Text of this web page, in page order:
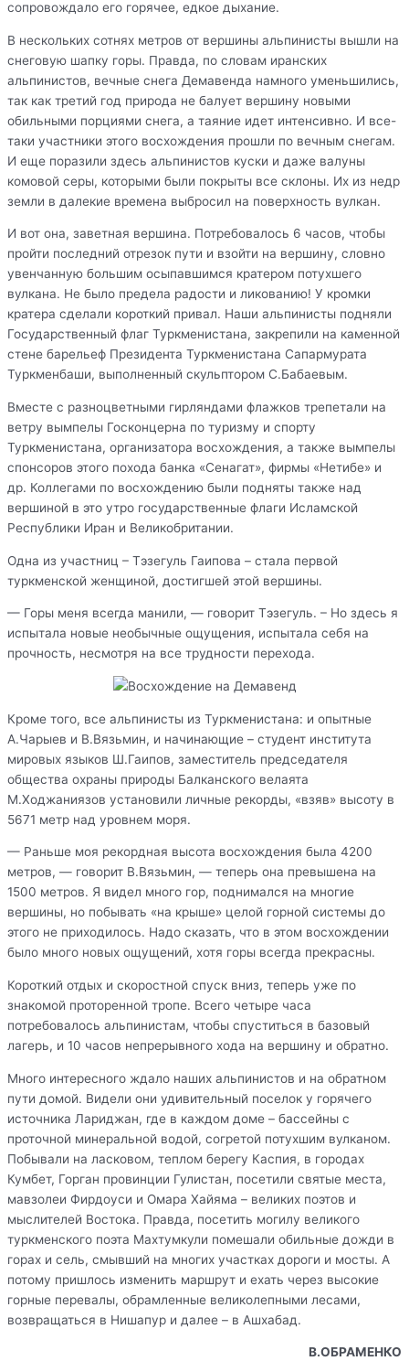
сопровождало его горячее, едкое дыхание.
В нескольких сотнях метров от вершины альпинисты вышли на
снеговую шапку горы. Правда, по словам иранских
альпинистов, вечные снега Демавенда намного уменьшились,
так как третий год природа не балует вершину новыми
обильными порциями снега, а таяние идет интенсивно. И все-
таки участники этого восхождения прошли по вечным снегам.
И еще поразили здесь альпинистов куски и даже валуны
комовой серы, которыми были покрыты все склоны. Их из недр
земли в далекие времена выбросил на поверхность вулкан.
И вот она, заветная вершина. Потребовалось 6 часов, чтобы
пройти последний отрезок пути и взойти на вершину, словно
увенчанную большим осыпавшимся кратером потухшего
вулкана. Не было предела радости и ликованию! У кромки
кратера сделали короткий привал. Наши альпинисты подняли
Государственный флаг Туркменистана, закрепили на каменной
стене барельеф Президента Туркменистана Сапармурата
Туркменбаши, выполненный скульптором С.Бабаевым.
Вместе с разноцветными гирляндами флажков трепетали на
ветру вымпелы Госконцерна по туризму и спорту
Туркменистана, организатора восхождения, а также вымпелы
спонсоров этого похода банка «Сенагат», фирмы «Нетибе» и
др. Коллегами по восхождению были подняты также над
вершиной в это утро государственные флаги Исламской
Республики Иран и Великобритании.
Одна из участниц – Тэзегуль Гаипова – стала первой
туркменской женщиной, достигшей этой вершины.
— Горы меня всегда манили, — говорит Тэзегуль. – Но здесь я
испытала новые необычные ощущения, испытала себя на
прочность, несмотря на все трудности перехода.
Кроме того, все альпинисты из Туркменистана: и опытные
А.Чарыев и В.Вязьмин, и начинающие – студент института
мировых языков Ш.Гаипов, заместитель председателя
общества охраны природы Балканского велаята
М.Ходжаниязов установили личные рекорды, «взяв» высоту в
5671 метр над уровнем моря.
— Раньше моя рекордная высота восхождения была 4200
метров, — говорит В.Вязьмин, — теперь она превышена на
1500 метров. Я видел много гор, поднимался на многие
вершины, но побывать «на крыше» целой горной системы до
этого не приходилось. Надо сказать, что в этом восхождении
было много новых ощущений, хотя горы всегда прекрасны.
Короткий отдых и скоростной спуск вниз, теперь уже по
знакомой проторенной тропе. Всего четыре часа
потребовалось альпинистам, чтобы спуститься в базовый
лагерь, и 10 часов непрерывного хода на вершину и обратно.
Много интересного ждало наших альпинистов и на обратном
пути домой. Видели они удивительный поселок у горячего
источника Лариджан, где в каждом доме – бассейны с
проточной минеральной водой, согретой потухшим вулканом.
Побывали на ласковом, теплом берегу Каспия, в городах
Кумбет, Горган провинции Гулистан, посетили святые места,
мавзолеи Фирдоуси и Омара Хайяма – великих поэтов и
мыслителей Востока. Правда, посетить могилу великого
туркменского поэта Махтумкули помешали обильные дожди в
горах и сель, смывший на многих участках дороги и мосты. А
потому пришлось изменить маршрут и ехать через высокие
горные перевалы, обрамленные великолепными лесами,
возвращаться в Нишапур и далее – в Ашхабад.
В.ОБРАМЕНКО